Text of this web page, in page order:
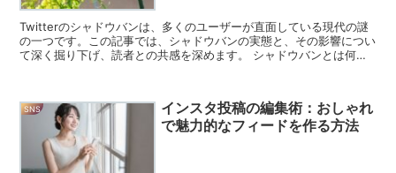
Twitterのシャドウバンは、多くのユーザーが直面している現代の謎
の一つです。この記事では、シャドウバンの実態と、その影響につい
て深く掘り下げ、読者との共感を深めます。 シャドウバンとは何
SNS
インスタ投稿の編集術：おしゃれ
で魅力的なフィードを作る方法